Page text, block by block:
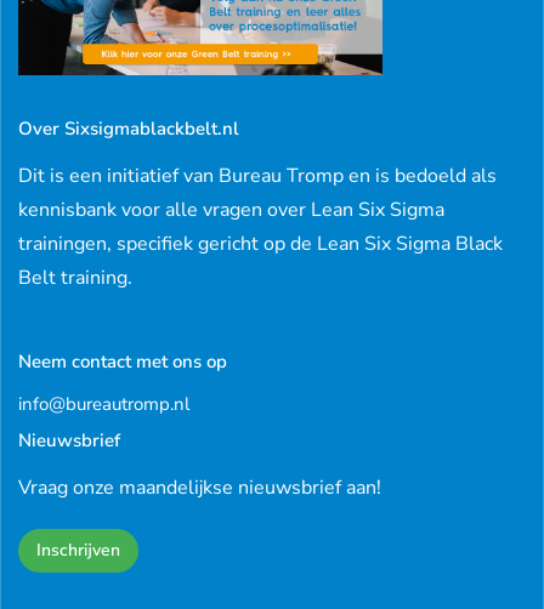
Over Sixsigmablackbelt.nl
Dit is een initiatief van Bureau Tromp en is bedoeld als
kennisbank voor alle vragen over Lean Six Sigma
trainingen, specifiek gericht op de Lean Six Sigma Black
Belt training.
Neem contact met ons op
info@bureautromp.nl
Nieuwsbrief
Vraag onze maandelijkse nieuwsbrief aan!
Inschrijven